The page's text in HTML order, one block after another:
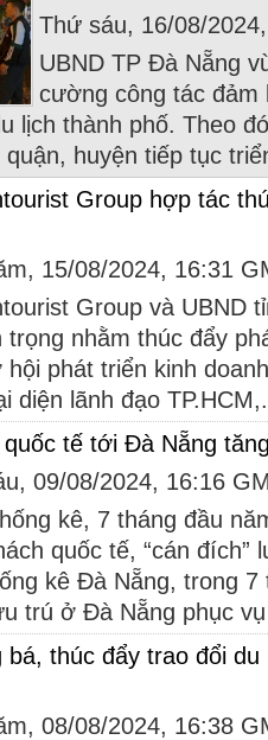
Thứ sáu, 16/08/
UBND TP Đà Nẵng
cường công tác
lịch thành phố. Theo
huyện tiếp tục
Group hợp tác
15/08/2024, 16:31
Group và UBND
nhằm thúc đẩy
phát triển kinh
diện lãnh đạo
quốc tế tới Đà Nẵng
09/08/2024, 16:16
kê, 7 tháng đầu
quốc tế, “cán đích”
kê Đà Nẵng, trong
trú ở Đà Nẵng phục
bá, thúc đẩy trao đổi
08/08/2024, 16:38